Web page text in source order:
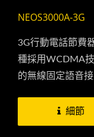
NEOS3000A-3G
3G行動電話節費
種採用WCDMA
的無線固定語音
範圍內，利用
路系統快速地提
細節